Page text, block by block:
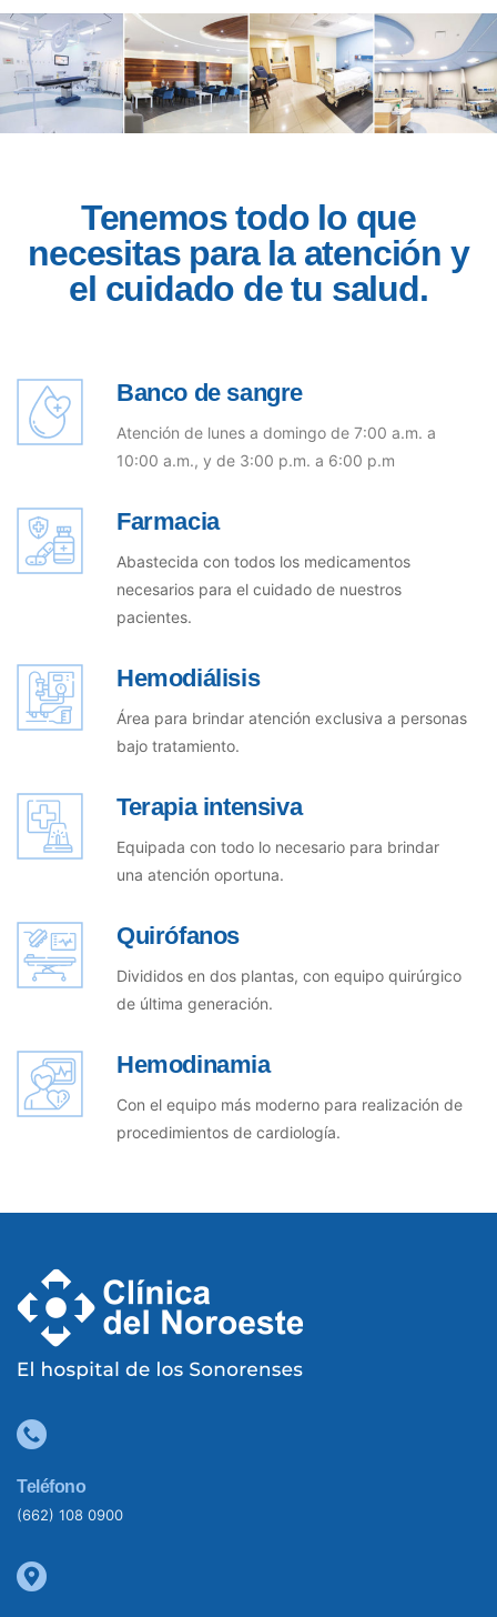
Tenemos todo lo que
necesitas para la atención y
el cuidado de tu salud.
Banco de sangre
Atención de lunes a domingo de 7:00 a.m. a
10:00 a.m., y de 3:00 p.m. a 6:00 p.m
Farmacia
Abastecida con todos los medicamentos
necesarios para el cuidado de nuestros
pacientes.
Hemodiálisis
Área para brindar atención exclusiva a personas
bajo tratamiento.
Terapia intensiva
Equipada con todo lo necesario para brindar
una atención oportuna.
Quirófanos
Divididos en dos plantas, con equipo quirúrgico
de última generación.
Hemodinamia
Con el equipo más moderno para realización de
procedimientos de cardiología.
Teléfono
(662) 108 0900